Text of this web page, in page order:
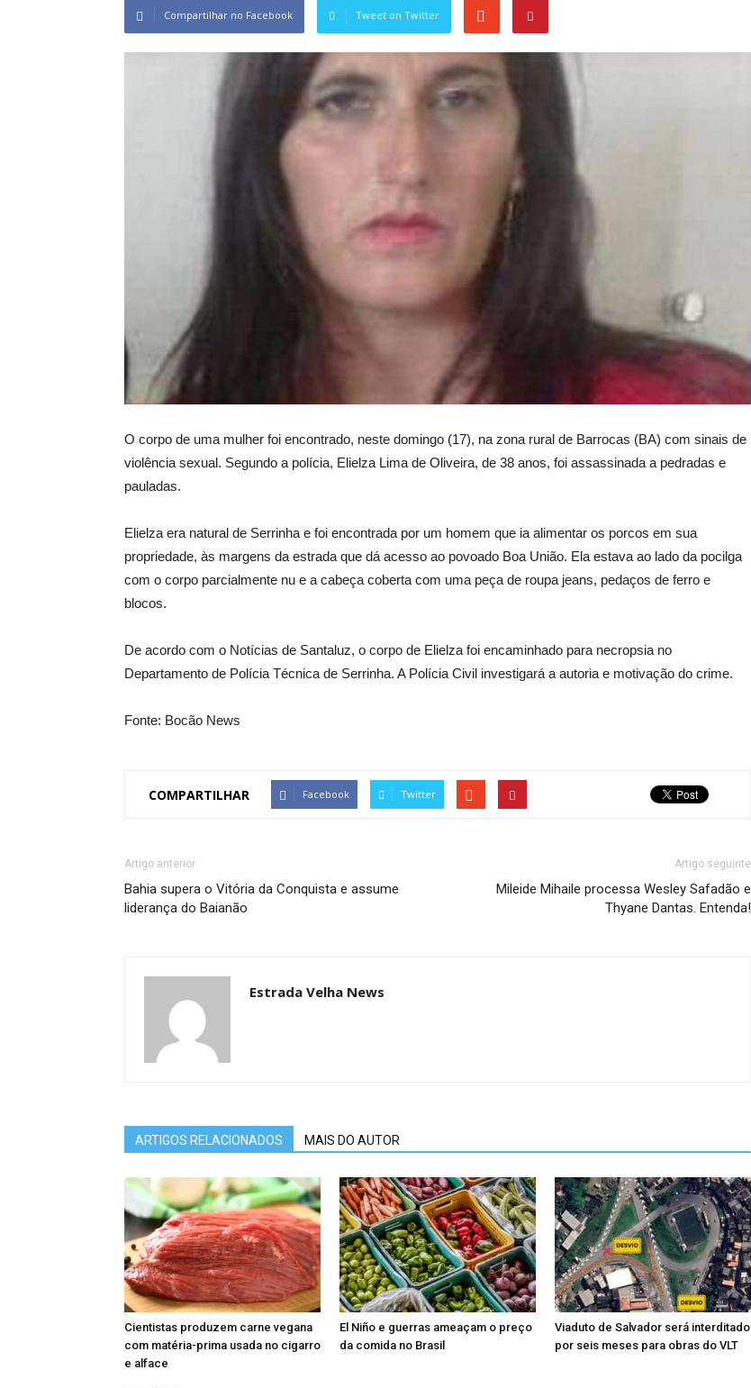
Compartilhar no Facebook Tweet on Twitter
O corpo de uma mulher foi encontrado, neste domingo (17), na zona rural de Barrocas (BA) com sinais de
violência sexual. Segundo a polícia, Elielza Lima de Oliveira, de 38 anos, foi assassinada a pedradas e
pauladas.
Elielza era natural de Serrinha e foi encontrada por um homem que ia alimentar os porcos em sua
propriedade, às margens da estrada que dá acesso ao povoado Boa União. Ela estava ao lado da pocilga
com o corpo parcialmente nu e a cabeça coberta com uma peça de roupa jeans, pedaços de ferro e
blocos.
De acordo com o Notícias de Santaluz, o corpo de Elielza foi encaminhado para necropsia no
Departamento de Polícia Técnica de Serrinha. A Polícia Civil investigará a autoria e motivação do crime.
Fonte: Bocão News
COMPARTILHAR Facebook Twitter
Artigo anterior
Bahia supera o Vitória da Conquista e assume
liderança do Baianão
Artigo seguinte
Mileide Mihaile processa Wesley Safadão e
Thyane Dantas. Entenda!
Estrada Velha News
ARTIGOS RELACIONADOS MAIS DO AUTOR
Cientistas produzem carne vegana
com matéria-prima usada no cigarro
e alface
El Niño e guerras ameaçam o preço
da comida no Brasil
Viaduto de Salvador será interditado
por seis meses para obras do VLT